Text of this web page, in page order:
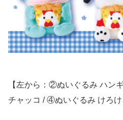
【左から：②ぬいぐるみ ハン
チャッコ / ④ぬいぐるみ けろけ